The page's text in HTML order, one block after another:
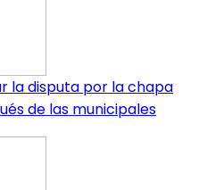
la disputa por la chapa
de las municipales